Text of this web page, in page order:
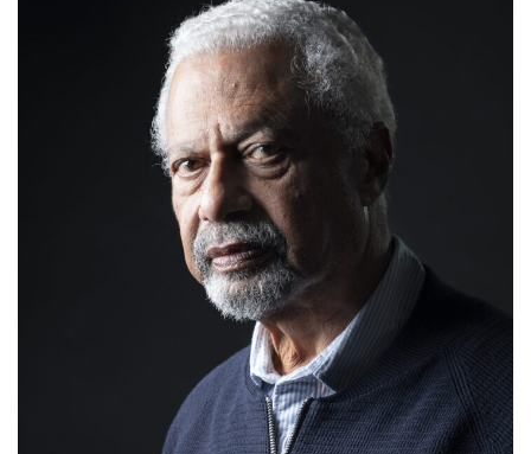
Diccionario portátil de la literatura chilena